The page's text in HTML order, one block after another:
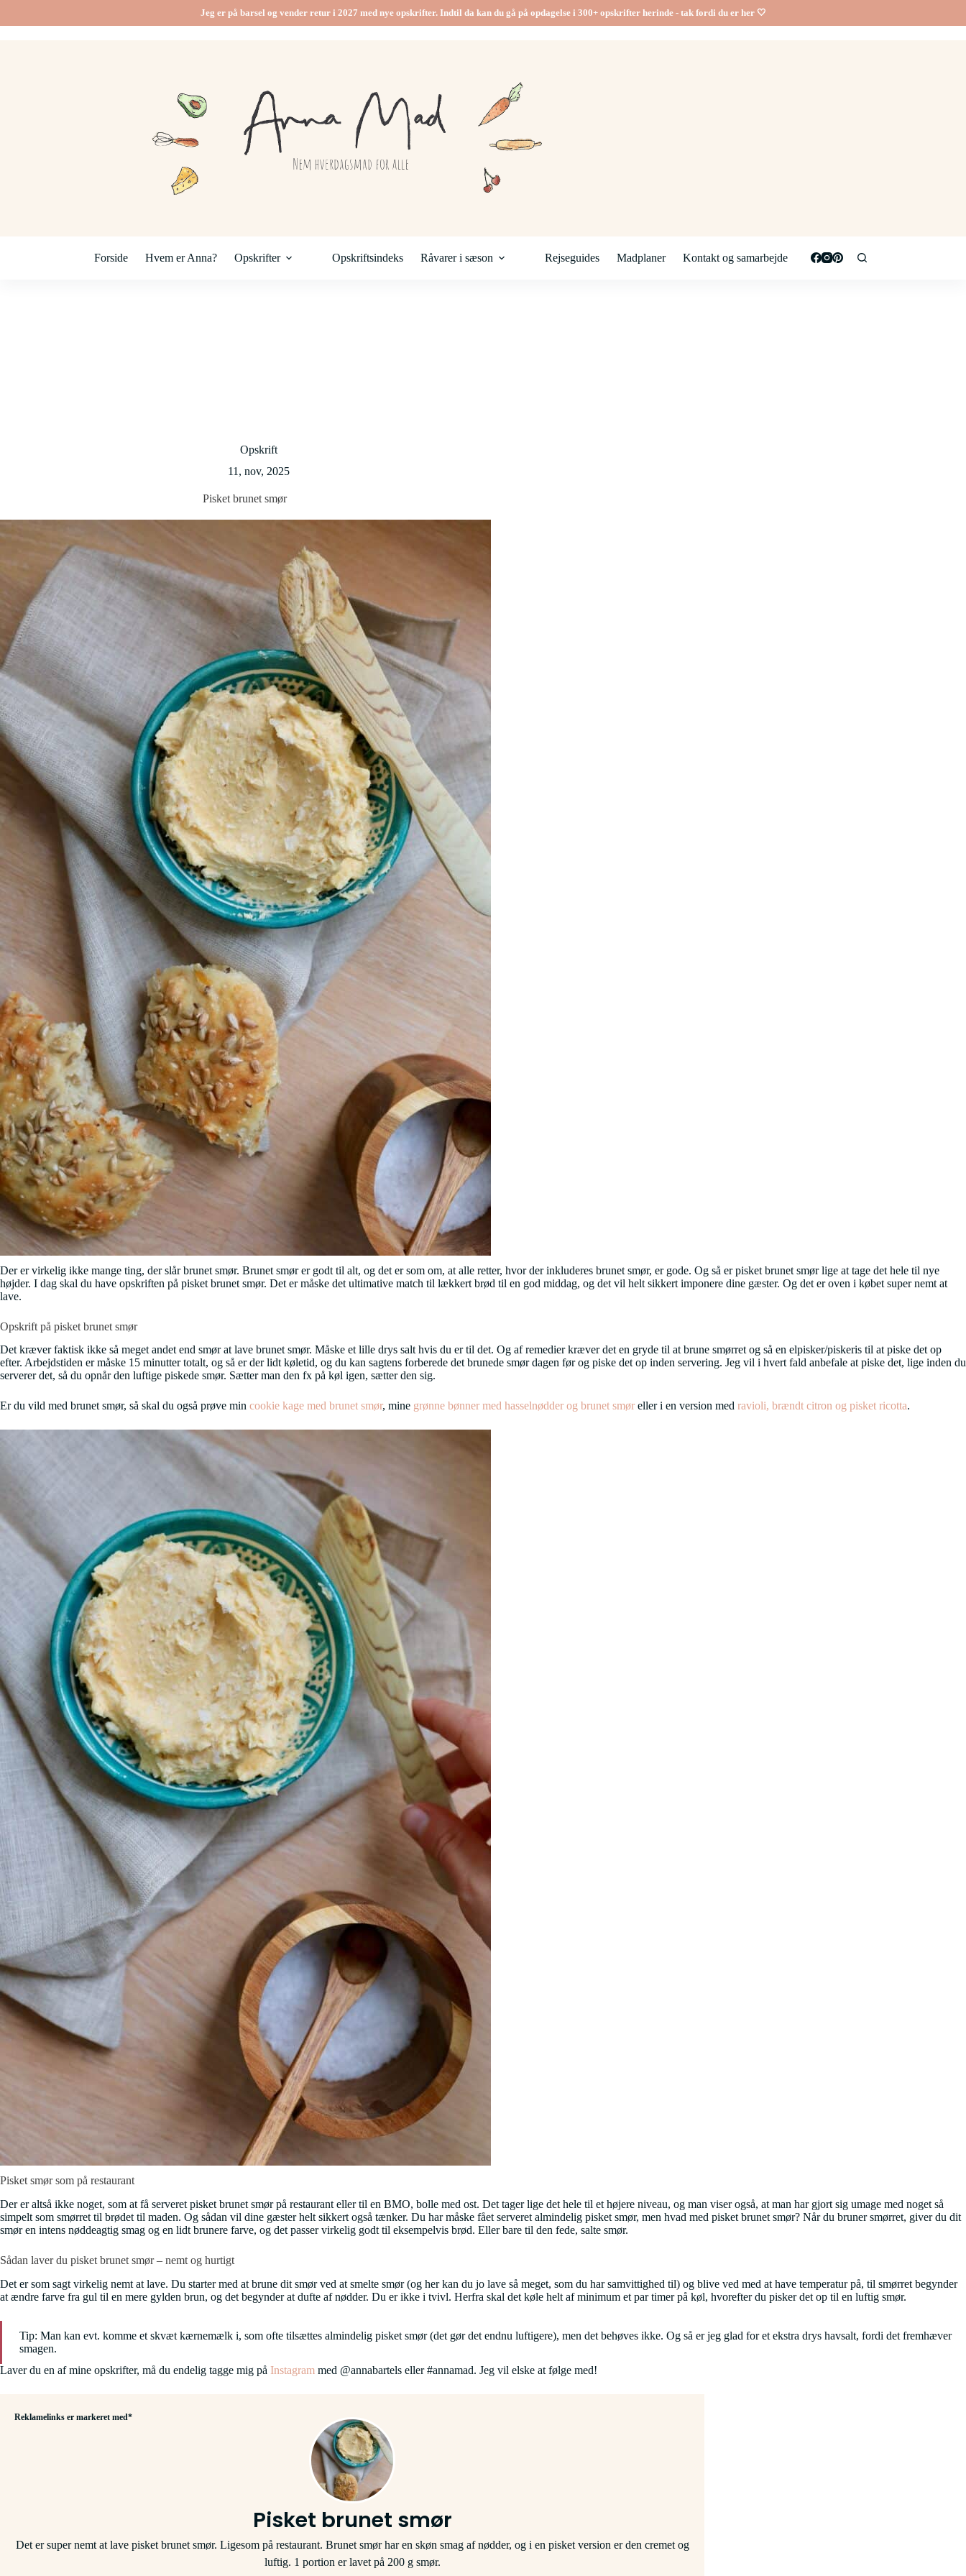
Jeg er på barsel og vender retur i 2027 med nye opskrifter. Indtil da kan du gå på opdagelse i 300+ opskrifter herinde - tak fordi du er her 🤍
Forside Hvem er Anna? Opskrifter Opskriftsindeks Råvarer i sæson Rejseguides Madplaner Kontakt og samarbejde
Opskrift
11, nov, 2025
Pisket brunet smør
Der er virkelig ikke mange ting, der slår brunet smør. Brunet smør er godt til alt, og det er som om, at alle retter, hvor der inkluderes brunet smør, er gode. Og så er pisket brunet smør lige at tage det hele til nye
højder. I dag skal du have opskriften på pisket brunet smør. Det er måske det ultimative match til lækkert brød til en god middag, og det vil helt sikkert imponere dine gæster. Og det er oven i købet super nemt at
lave.
Opskrift på pisket brunet smør
Det kræver faktisk ikke så meget andet end smør at lave brunet smør. Måske et lille drys salt hvis du er til det. Og af remedier kræver det en gryde til at brune smørret og så en elpisker/piskeris til at piske det op
efter. Arbejdstiden er måske 15 minutter totalt, og så er der lidt køletid, og du kan sagtens forberede det brunede smør dagen før og piske det op inden servering. Jeg vil i hvert fald anbefale at piske det, lige inden du
serverer det, så du opnår den luftige piskede smør. Sætter man den fx på køl igen, sætter den sig.
Er du vild med brunet smør, så skal du også prøve min cookie kage med brunet smør, mine grønne bønner med hasselnødder og brunet smør eller i en version med ravioli, brændt citron og pisket ricotta.
Pisket smør som på restaurant
Der er altså ikke noget, som at få serveret pisket brunet smør på restaurant eller til en BMO, bolle med ost. Det tager lige det hele til et højere niveau, og man viser også, at man har gjort sig umage med noget så
simpelt som smørret til brødet til maden. Og sådan vil dine gæster helt sikkert også tænker. Du har måske fået serveret almindelig pisket smør, men hvad med pisket brunet smør? Når du bruner smørret, giver du dit
smør en intens nøddeagtig smag og en lidt brunere farve, og det passer virkelig godt til eksempelvis brød. Eller bare til den fede, salte smør.
Sådan laver du pisket brunet smør – nemt og hurtigt
Det er som sagt virkelig nemt at lave. Du starter med at brune dit smør ved at smelte smør (og her kan du jo lave så meget, som du har samvittighed til) og blive ved med at have temperatur på, til smørret begynder
at ændre farve fra gul til en mere gylden brun, og det begynder at dufte af nødder. Du er ikke i tvivl. Herfra skal det køle helt af minimum et par timer på køl, hvorefter du pisker det op til en luftig smør.
Tip: Man kan evt. komme et skvæt kærnemælk i, som ofte tilsættes almindelig pisket smør (det gør det endnu luftigere), men det behøves ikke. Og så er jeg glad for et ekstra drys havsalt, fordi det fremhæver
smagen.
Laver du en af mine opskrifter, må du endelig tagge mig på Instagram med @annabartels eller #annamad. Jeg vil elske at følge med!
Reklamelinks er markeret med*
Pisket brunet smør
Det er super nemt at lave pisket brunet smør. Ligesom på restaurant. Brunet smør har en skøn smag af nødder, og i en pisket version er den cremet og
luftig. 1 portion er lavet på 200 g smør.